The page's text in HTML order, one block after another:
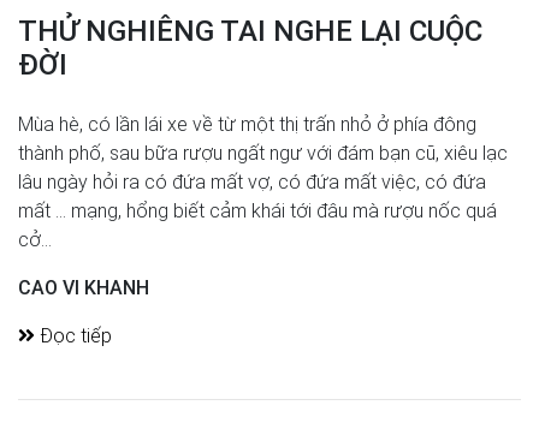
THỬ NGHIÊNG TAI NGHE LẠI CUỘC
ĐỜI
Mùa hè, có lần lái xe về từ một thị trấn nhỏ ở phía đông
thành phố, sau bữa rượu ngất ngư với đám bạn cũ, xiêu lạc
lâu ngày hỏi ra có đứa mất vợ, có đứa mất việc, có đứa
mất ... mạng, hổng biết cảm khái tới đâu mà rượu nốc quá
cở...
CAO VI KHANH
Đọc tiếp